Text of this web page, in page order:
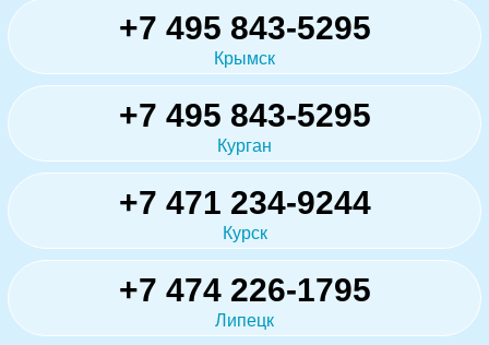
+7 495 843-5295
Крымск
+7 495 843-5295
Курган
+7 471 234-9244
Курск
+7 474 226-1795
Липецк